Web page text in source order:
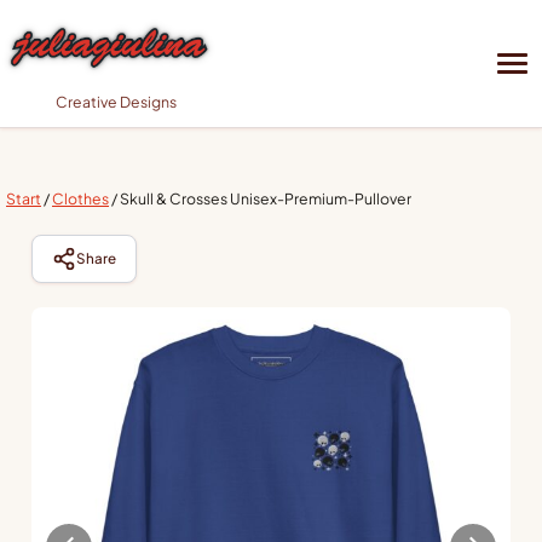
Creative Designs
Start /Clothes/ Skull & Crosses Unisex-Premium-Pullover
Share